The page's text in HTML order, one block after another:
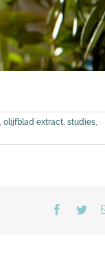
olijfblad extract studies
Facebook